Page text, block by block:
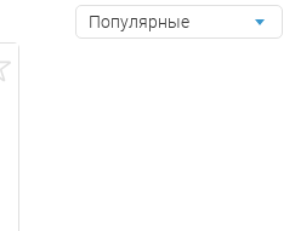
Популярные